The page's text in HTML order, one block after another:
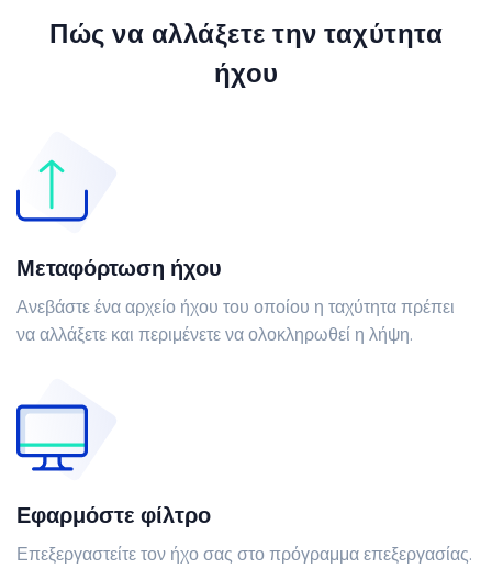
Πώς να αλλάξετε την ταχύτητα
ήχου
Μεταφόρτωση ήχου
Ανεβάστε ένα αρχείο ήχου του οποίου η ταχύτητα πρέπει
να αλλάξετε και περιμένετε να ολοκληρωθεί η λήψη.
Εφαρμόστε φίλτρο
Επεξεργαστείτε τον ήχο σας στο πρόγραμμα επεξεργασίας.